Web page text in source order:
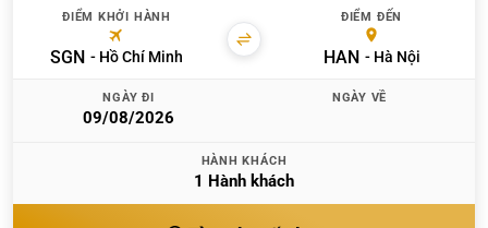
ĐIỂM KHỞI HÀNH
SGN Hồ Chí Minh
ĐIỂM ĐẾN
HAN Hà Nội
NGÀY ĐI NGÀY VỀ
HÀNH KHÁCH
1 Hành khách